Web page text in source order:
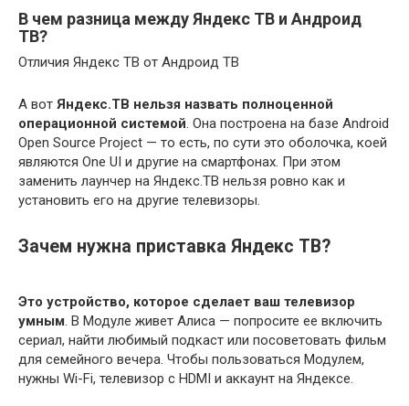
В чем разница между Яндекс ТВ и Андроид
ТВ?
Отличия Яндекс ТВ от Андроид ТВ
А вот Яндекс.ТВ нельзя назвать полноценной
операционной системой. Она построена на базе Android
Open Source Project — то есть, по сути это оболочка, коей
являются One UI и другие на смартфонах. При этом
заменить лаунчер на Яндекс.ТВ нельзя ровно как и
установить его на другие телевизоры.
Зачем нужна приставка Яндекс ТВ?
Это устройство, которое сделает ваш телевизор
умным. В Модуле живет Алиса — попросите ее включить
сериал, найти любимый подкаст или посоветовать фильм
для семейного вечера. Чтобы пользоваться Модулем,
нужны Wi-Fi, телевизор с HDMI и аккаунт на Яндексе.